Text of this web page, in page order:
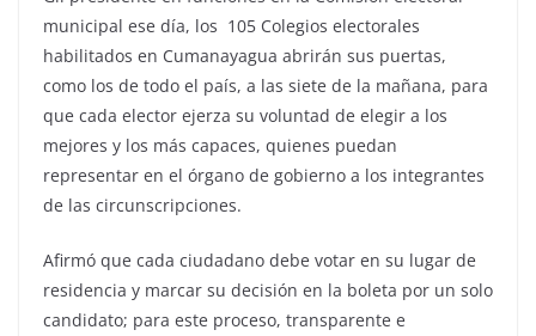
municipal ese día, los 105 Colegios electorales
habilitados en Cumanayagua abrirán sus puertas,
como los de todo el país, a las siete de la mañana, para
que cada elector ejerza su voluntad de elegir a los
mejores y los más capaces, quienes puedan
representar en el órgano de gobierno a los integrantes
de las circunscripciones.
Afirmó que cada ciudadano debe votar en su lugar de
residencia y marcar su decisión en la boleta por un solo
candidato; para este proceso, transparente e